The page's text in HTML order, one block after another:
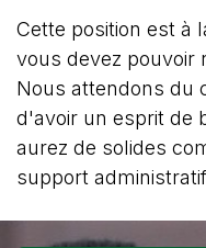
Cette position est à
vous devez pouvoir
Nous attendons du
d'avoir un esprit de
aurez de solides
support